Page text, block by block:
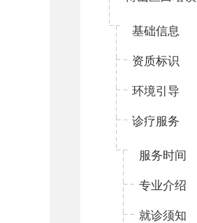
基础信息
资质标识
环境引导
诊疗服务
服务时间
专业介绍
就诊须知